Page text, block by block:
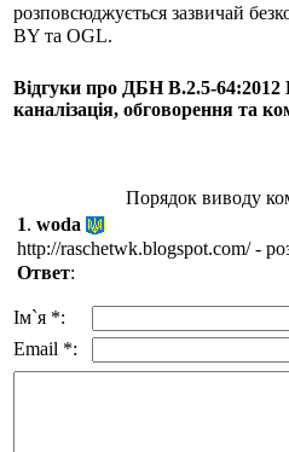
розповсюджується зазвичай
BY та OGL.
Відгуки про ДБН В.2.5-64:2012
каналізація, обговорення та
Порядок виводу
1. woda
http://raschetwk.blogspot.com/ -
Ответ:
Ім`я *:
Email *: